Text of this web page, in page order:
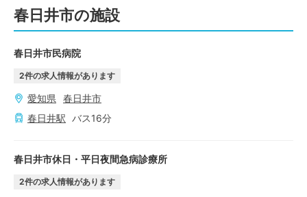
春日井市の施設
春日井市民病院
2件の求人情報があります
愛知県
春日井市
春日井駅 バス16分
春日井市休日・平日夜間急病診療所
2件の求人情報があります